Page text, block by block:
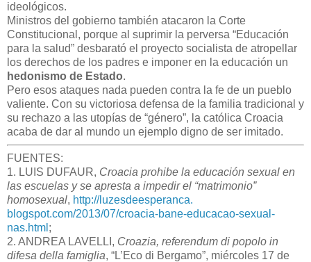
ideológicos.
Ministros del gobierno también atacaron la Corte
Constitucional, porque al suprimir la perversa “Educación
para la salud” desbarató el proyecto socialista de atropellar
los derechos de los padres e imponer en la educación un
hedonismo de Estado.
Pero esos ataques nada pueden contra la fe de un pueblo
valiente. Con su victoriosa defensa de la familia tradicional y
su rechazo a las utopías de “género”, la católica Croacia
acaba de dar al mundo un ejemplo digno de ser imitado.
FUENTES:
1. LUIS DUFAUR, Croacia prohibe la educación sexual en
las escuelas y se apresta a impedir el “matrimonio”
homosexual, http://luzesdeesperanca.
blogspot.com/2013/07/croacia-bane-educacao-sexual-
nas.html ;
2. ANDREA LAVELLI, Croazia, referendum di popolo in
difesa della famiglia, “L’Eco di Bergamo”, miércoles 17 de